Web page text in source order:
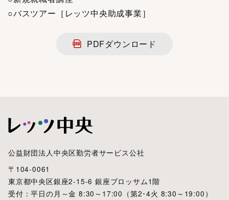
○バスツアー［レッツ中央助成事業］
PDFダウンロード
公益財団法人中央区勤労者サービス公社
〒104-0061
東京都中央区銀座2-15-6 銀座ブロッサム1階
受付：平日の月～金 8:30～17:00（第2･4火 8:30～19:00）